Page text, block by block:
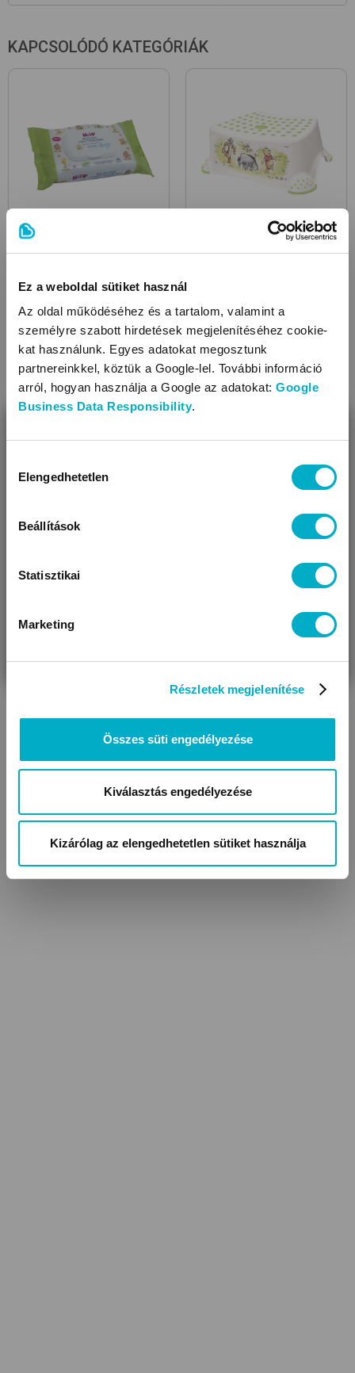
Ez a weboldal sütiket használ
Az oldal működéséhez és a tartalom, valamint a
személyre szabott hirdetések megjelenítéséhez cookie-
kat használunk. Egyes adatokat megosztunk
partnereinkkel, köztük a Google-lel. További információ
arról, hogyan használja a Google az adatokat: Google
Business Data Responsibility.
kiválasztása
Elengedhetetlen
Beállítások
Statisztikai
Marketing
Részletek megjelenítése
Összes süti engedélyezése
Kiválasztás engedélyezése
Kizárólag az elengedhetetlen sütiket használja
Ergonomikus formájú
KAPCSOLÓDÓ KATEGÓRIÁK
Nedves WC papírok
Úgy látjuk, most jársz nálunk először!
VÁRANDÓS
AJÁNDÉKOT